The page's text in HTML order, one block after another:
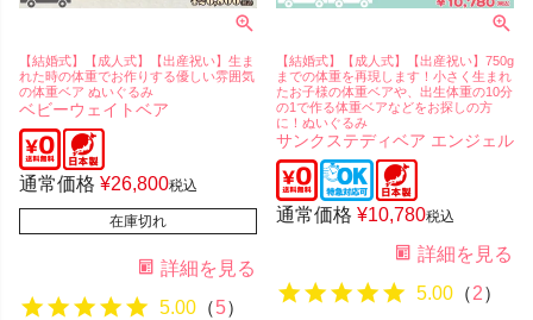
【結婚式】【成人式】【出産祝い】生ま
れた時の体重でお作りする優しい雰囲気
の体重ベア ぬいぐるみ
ベビーウェイトベア
通常価格 ¥26,800税込
在庫切れ
詳細を見る
5.00 （5）
【結婚式】【成人式】【出産祝い】750g
までの体重を再現します！小さく生まれ
たお子様の体重ベアや、出生体重の10分
の1で作る体重ベアなどをお探しの方
に！ぬいぐるみ
サンクステディベア エンジェル
通常価格 ¥10,780税込
詳細を見る
5.00 （2）